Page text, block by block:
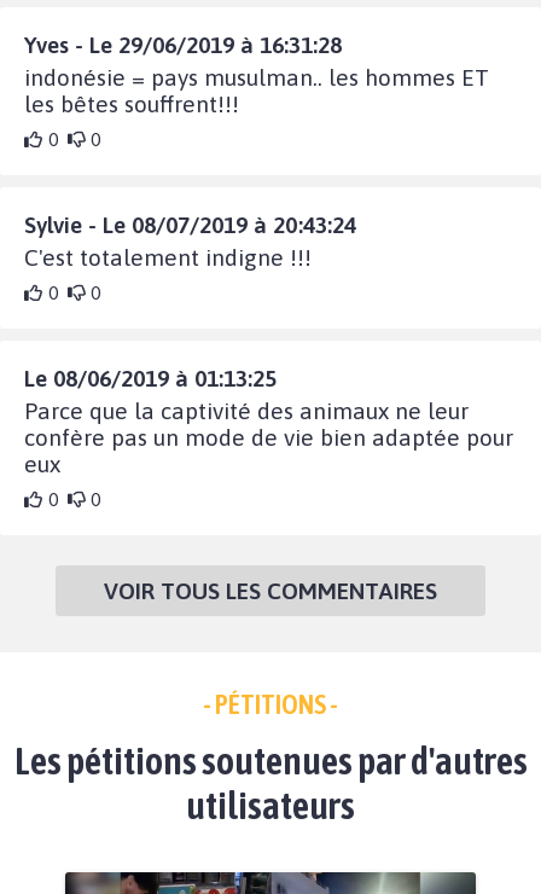
Yves - Le 29/06/2019 à 16:31:28
indonésie = pays musulman.. les hommes ET
les bêtes souffrent!!!
0 0
Sylvie - Le 08/07/2019 à 20:43:24
C'est totalement indigne !!!
0 0
Le 08/06/2019 à 01:13:25
Parce que la captivité des animaux ne leur
confère pas un mode de vie bien adaptée pour
eux
0 0
VOIR TOUS LES COMMENTAIRES
- PÉTITIONS -
Les pétitions soutenues par d'autres
utilisateurs